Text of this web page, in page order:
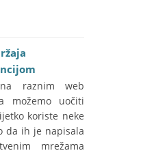
na raznim web
možemo uočiti
koriste neke
da ih je napisala
mrežama